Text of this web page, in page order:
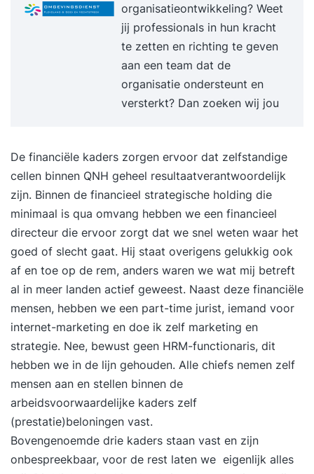
je binnen enkele dagen jouw persoonlijke
brochure. Daarin kan je het inhoudelijk
programma vinden samen met informatie over
ons, onze werkwijze en referenties. TrainingKorte
sessies die praktisch ingesteld zijn. Bij jou op
locatie of bij ons, wat jij het prettigst vindt. Van
Je krijgt een hand-out en persoonlijk actieplan.
Daarnaast mag je gebruik blijven maken van ons,
we beantwoorden elke vraag voor je en je mag
ons altijd bellen. Ook bellen wij jou zo nu en dan
eens op om te vragen hoe het gaat. We willen
namelijk dat je blijvend tevreden bent met de
training. Vragen aan Supertrainer?Heb je een
vraag die nog niet is beantwoord? Vraag dan de
gratis brochure aan. Zo kunnen we contact met je
opnemen en je verder helpen. Hopelijk tot snel!
organisatieontwikkeling? Weet
jij professionals in hun kracht
te zetten en richting te geven
aan een team dat de
organisatie ondersteunt en
versterkt? Dan zoeken wij jou
De financiële kaders zorgen ervoor dat zelfstandige
cellen binnen QNH geheel resultaatverantwoordelijk
zijn. Binnen de financieel strategische holding die
minimaal is qua omvang hebben we een financieel
directeur die ervoor zorgt dat we snel weten waar het
goed of slecht gaat. Hij staat overigens gelukkig ook
af en toe op de rem, anders waren we wat mij betreft
al in meer landen actief geweest. Naast deze financiële
mensen, hebben we een part-time jurist, iemand voor
internet-marketing en doe ik zelf marketing en
strategie. Nee, bewust geen HRM-functionaris, dit
hebben we in de lijn gehouden. Alle chiefs nemen zelf
mensen aan en stellen binnen de
arbeidsvoorwaardelijke kaders zelf
(prestatie)beloningen vast.
Bovengenoemde drie kaders staan vast en zijn
onbespreekbaar, voor de rest laten we eigenlijk alles